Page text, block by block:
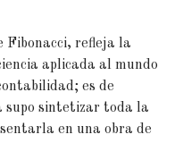
Fibonacci, refleja la
aplicada al mundo
es de
supo sintetizar toda la
en una obra de